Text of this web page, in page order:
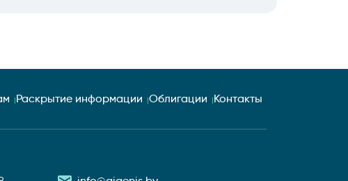
Раскрытие информации Облигации Контакты